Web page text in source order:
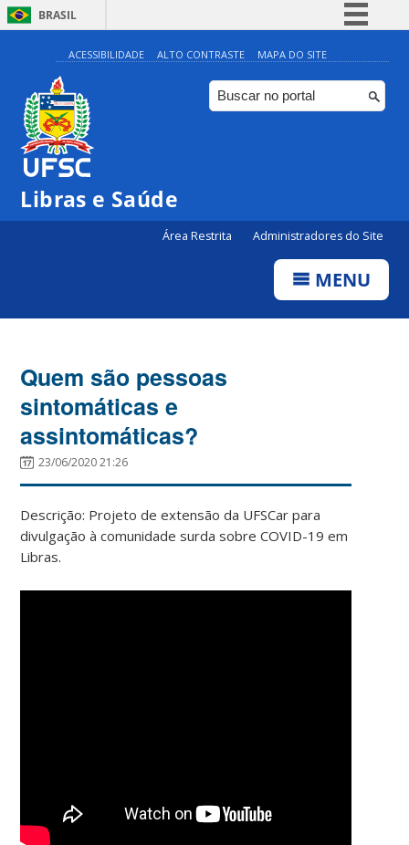
BRASIL
Simplifique!
Comunica BR
Participe
ACESSIBILIDADE ALTO CONTRASTE MAPA DO SITE
Libras e Saúde
Área Restrita Administradores do Site
MENU
Quem são pessoas
sintomáticas e
assintomáticas?
23/06/2020 21:26
Descrição: Projeto de extensão da UFSCar para
divulgação à comunidade surda sobre COVID-19 em
Libras.